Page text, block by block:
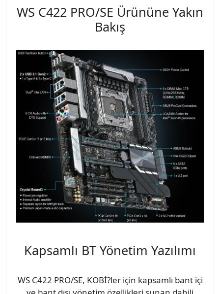
WS C422 PRO/SE Ürününe Yakın
Bakış
Kapsamlı BT Yönetim Yazılımı
WS C422 PRO/SE, KOBİ?ler için kapsamlı bant içi